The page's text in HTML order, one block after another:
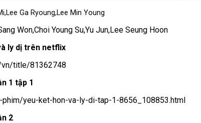
Ga Ryoung,Lee Min Young
Won,Choi Young Su,Yu Jun,Lee Seung Hoon
ly dị trên netflix
title/81362748
1 tập 1
yeu-ket-hon-va-ly-di-tap-1-8656_108853.html
2